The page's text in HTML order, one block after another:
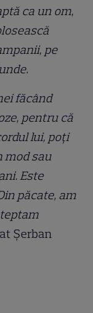
ca un om,
pe
făcând
pentru că
lui, poți
mod sau
Este
păcate, am
Șerban